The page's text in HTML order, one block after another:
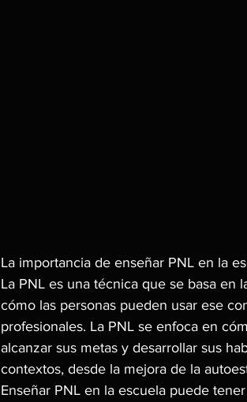
La importancia de enseñar PNL en la
La PNL es una técnica que se basa
cómo las personas pueden usar ese
profesionales. La PNL se enfoca en
alcanzar sus metas y desarrollar sus
contextos, desde la mejora de la
Enseñar PNL en la escuela puede